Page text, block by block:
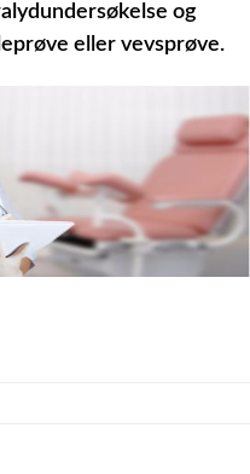
og
eller vevsprøve.